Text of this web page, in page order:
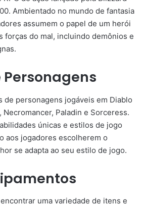
Ambientado no mundo de fantasia
assumem o papel de um herói
forças do mal, incluindo demônios e
de personagens jogáveis em Diablo
Necromancer, Paladin e Sorceress.
únicas e estilos de jogo
aos jogadores escolherem o
se adapta ao seu estilo de jogo.
uma variedade de itens e